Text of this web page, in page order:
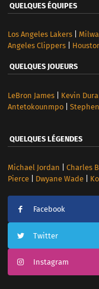
QUELQUES ÉQUIPES
Los Angeles Lakers|
Angeles Clippers|
QUELQUES JOUEURS
LeBron James| Kevin
Antetokounmpo|
QUELQUES LÉGENDES
Michael Jordan Charles
Pierce| Dwyane Wade|
Facebook
Twitter
Instagram